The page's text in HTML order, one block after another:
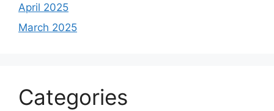
April 2025
March 2025
Categories